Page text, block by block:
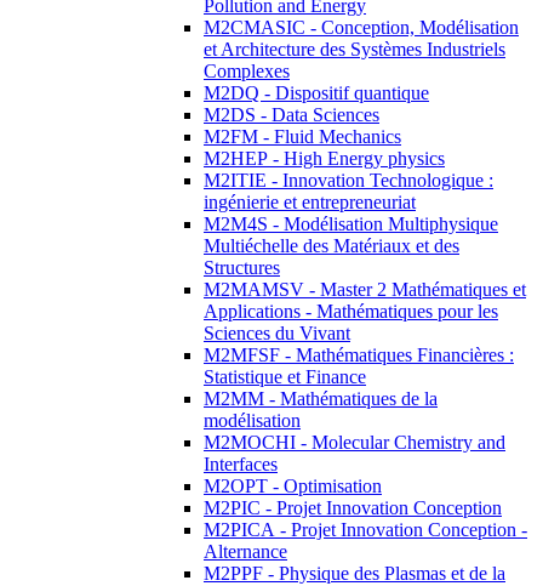
Pollution and Energy
M2CMASIC - Conception, Modélisation
et Architecture des Systèmes Industriels
Complexes
M2DQ - Dispositif quantique
M2DS - Data Sciences
M2FM - Fluid Mechanics
M2HEP - High Energy physics
M2ITIE - Innovation Technologique :
ingénierie et entrepreneuriat
M2M4S - Modélisation Multiphysique
Multiéchelle des Matériaux et des
Structures
M2MAMSV - Master 2 Mathématiques et
Applications - Mathématiques pour les
Sciences du Vivant
M2MFSF - Mathématiques Financières :
Statistique et Finance
M2MM - Mathématiques de la
modélisation
M2MOCHI - Molecular Chemistry and
Interfaces
M2OPT - Optimisation
M2PIC - Projet Innovation Conception
M2PICA - Projet Innovation Conception -
Alternance
M2PPF - Physique des Plasmas et de la